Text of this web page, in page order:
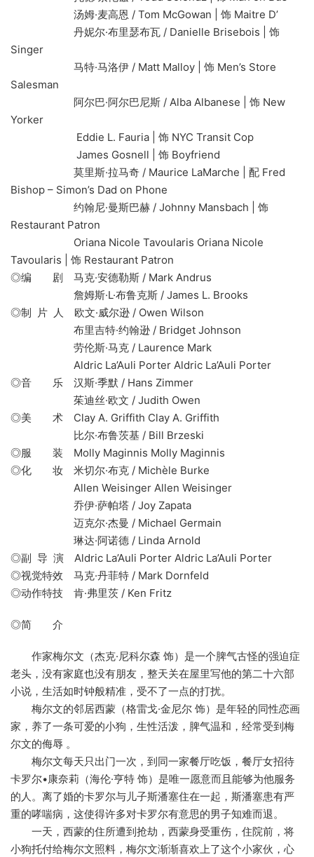
汤姆·麦高恩 / Tom McGowan | 饰 Maitre D’
丹妮尔·布里瑟布瓦 / Danielle Brisebois | 饰
Singer
马特·马洛伊 / Matt Malloy | 饰 Men’s Store
Salesman
阿尔巴·阿尔巴尼斯 / Alba Albanese | 饰 New
Yorker
Eddie L. Fauria | 饰 NYC Transit Cop
James Gosnell | 饰 Boyfriend
莫里斯·拉马奇 / Maurice LaMarche | 配 Fred
Bishop – Simon’s Dad on Phone
约翰尼·曼斯巴赫 / Johnny Mansbach | 饰
Restaurant Patron
Oriana Nicole Tavoularis Oriana Nicole
Tavoularis | 饰 Restaurant Patron
◎编 剧 马克·安德勒斯 / Mark Andrus
詹姆斯·L·布鲁克斯 / James L. Brooks
◎制 片 人 欧文·威尔逊 / Owen Wilson
布里吉特·约翰逊 / Bridget Johnson
劳伦斯·马克 / Laurence Mark
Aldric La’Auli Porter Aldric La’Auli Porter
◎音 乐 汉斯·季默 / Hans Zimmer
茱迪丝·欧文 / Judith Owen
◎美 术 Clay A. Griffith Clay A. Griffith
比尔·布鲁茨基 / Bill Brzeski
◎服 装 Molly Maginnis Molly Maginnis
◎化 妆 米切尔·布克 / Michèle Burke
Allen Weisinger Allen Weisinger
乔伊·萨帕塔 / Joy Zapata
迈克尔·杰曼 / Michael Germain
琳达·阿诺德 / Linda Arnold
◎副 导 演 Aldric La’Auli Porter Aldric La’Auli Porter
◎视觉特效 马克·丹菲特 / Mark Dornfeld
◎动作特技 肯·弗里茨 / Ken Fritz
◎简 介
作家梅尔文（杰克·尼科尔森 饰）是一个脾气古怪的强迫症
老头，没有家庭也没有朋友，整天关在屋里写他的第二十六部
小说，生活如时钟般精准，受不了一点的打扰。
梅尔文的邻居西蒙（格雷戈·金尼尔 饰）是年轻的同性恋画
家，养了一条可爱的小狗，生性活泼，脾气温和，经常受到梅
尔文的侮辱 。
梅尔文每天只出门一次，到同一家餐厅吃饭，餐厅女招待
卡罗尔•康奈莉（海伦·亨特 饰）是唯一愿意而且能够为他服务
的人。离了婚的卡罗尔与儿子斯潘塞住在一起，斯潘塞患有严
重的哮喘病，这使得许多对卡罗尔有意思的男子知难而退。
一天，西蒙的住所遭到抢劫，西蒙身受重伤，住院前，将
小狗托付给梅尔文照料，梅尔文渐渐喜欢上了这个小家伙，心